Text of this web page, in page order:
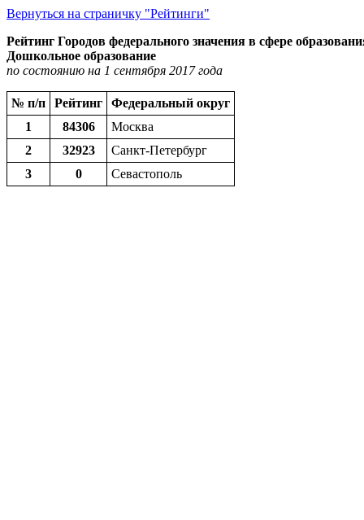
Вернуться на страничку "Рейтинги"
Рейтинг Городов федерального значения в сфере
Дошкольное образование
по состоянию на 1 сентября 2017 года
№ п/п Рейтинг
Федеральный округ
1
84306
Москва
2
32923
Санкт-Петербург
3
0 Севастополь